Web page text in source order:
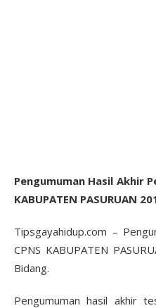
Pengumuman Hasil Akhir
KABUPATEN PASURUAN
Tipsgayahidup.com –
CPNS KABUPATEN
Bidang.
Pengumuman hasil akhir